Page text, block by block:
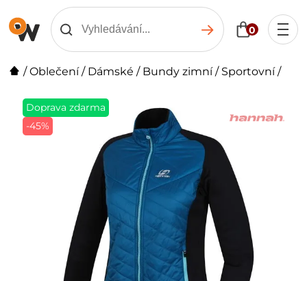
0
/Oblečení/ Dámské / Bundy zimní/ Sportovní/
Doprava zdarma
-45%